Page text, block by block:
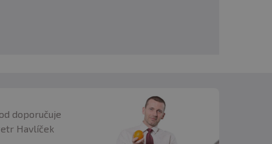
doporučuje
Havlíček